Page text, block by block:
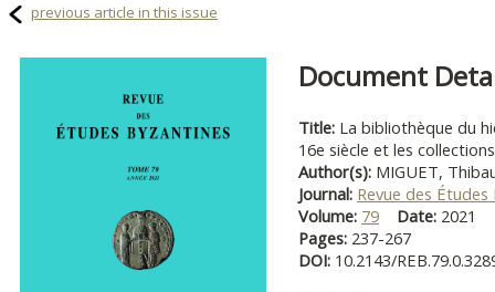
previous article in this issue
Document
Title: La bibliothèque du
16e siècle et les
Author(s): MIGUET,
Journal: Revue des Études
Volume: 79 Date: 2021
Pages: 237-267
DOI: 10.2143/